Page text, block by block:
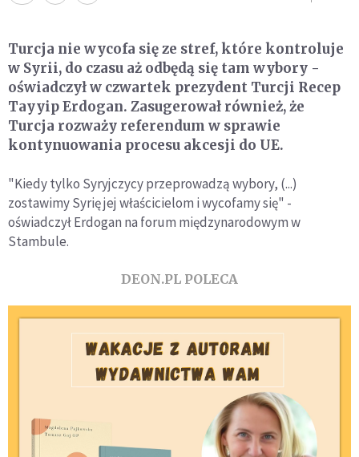
Turcja nie wycofa się ze stref, które kontroluje
w Syrii, do czasu aż odbędą się tam wybory -
oświadczył w czwartek prezydent Turcji Recep
Tayyip Erdogan. Zasugerował również, że
Turcja rozważy referendum w sprawie
kontynuowania procesu akcesji do UE.
"Kiedy tylko Syryjczycy przeprowadzą wybory, (...)
zostawimy Syrię jej właścicielom i wycofamy się" -
oświadczył Erdogan na forum międzynarodowym w
Stambule.
DEON.PL POLECA